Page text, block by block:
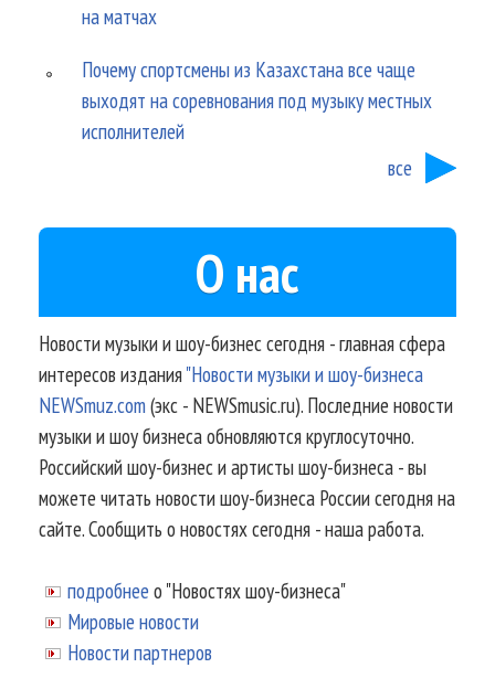
на матчах
Почему спортсмены из Казахстана все чаще
выходят на соревнования под музыку местных
исполнителей
все
О нас
Новости музыки и шоу-бизнес сегодня - главная сфера
интересов издания"Новости музыки и шоу-бизнеса
NEWSmuz.com(экс - NEWSmusic.ru). Последние новости
музыки и шоу бизнеса обновляются круглосуточно.
Российский шоу-бизнес и артисты шоу-бизнеса - вы
можете читать новости шоу-бизнеса России сегодня на
сайте. Сообщить о новостях сегодня - наша работа.
подробнее о "Новостях шоу-бизнеса"
Мировые новости
Новости партнеров